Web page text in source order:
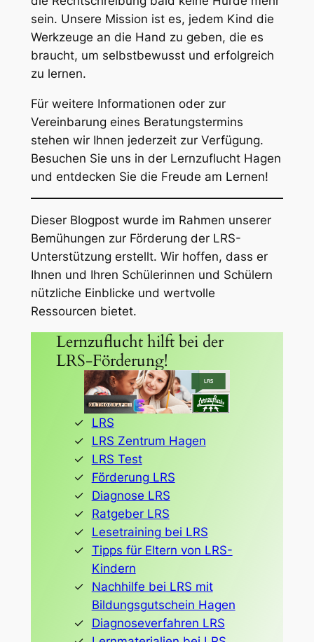
sein. Unsere Mission ist es, jedem Kind die
Werkzeuge an die Hand zu geben, die es
braucht, um selbstbewusst und erfolgreich
zu lernen.
Für weitere Informationen oder zur
Vereinbarung eines Beratungstermins
stehen wir Ihnen jederzeit zur Verfügung.
Besuchen Sie uns in der Lernzuflucht Hagen
und entdecken Sie die Freude am Lernen!
Dieser Blogpost wurde im Rahmen unserer
Bemühungen zur Förderung der LRS-
Unterstützung erstellt. Wir hoffen, dass er
Ihnen und Ihren Schülerinnen und Schülern
nützliche Einblicke und wertvolle
Ressourcen bietet.
Lernzuflucht hilft bei der
LRS-Förderung!
LRS
LRS Zentrum Hagen
LRS Test
Förderung LRS
Diagnose LRS
Ratgeber LRS
Lesetraining bei LRS
Tipps für Eltern von LRS-
Kindern
Nachhilfe bei LRS mit
Bildungsgutschein Hagen
Diagnoseverfahren LRS